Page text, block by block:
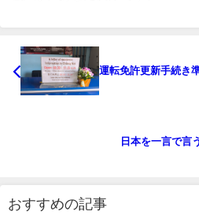
運転免許更新手続き
日本を一言で言
おすすめの記事